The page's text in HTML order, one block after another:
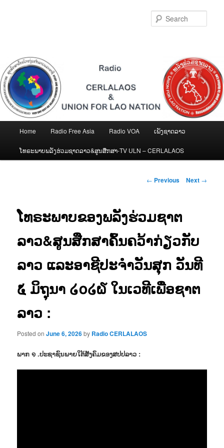
Home Radio Free Asia Radio VOA ເພັງຊາດລາວ
ໂທຣະພາບພລັງຮ່ວມຊາດລາວ&ສູນສືກສາ-TV ULN – CERLALAOS
Post
← Previous Next →
ໂທຣະພາບຂອງພລັງຮ່ວມຊາຕ
ລາວ&ສູນສືກສາຄົ້ນຄວ້າກ່ຽວກັບ
ລາວ ແລະອາຊີປະຈຳວັນສຸກ ວັນທີ
໕ ມິຖຸນາ ໒໐໒໖ ໃນເວທີເພື່ອຊາຕ
ລາວ :
Posted onJune 6, 2026by Radio CERLALAOS
ພາກ ໑ .ປະຊາຊົນພາຍໃຕ້ສັງຄົມຂອງສປປລາວ :